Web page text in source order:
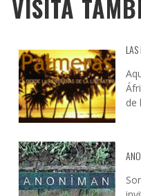
VISITA
de